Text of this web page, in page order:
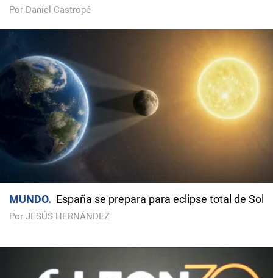
Por Daniel Castropé
MUNDO España se prepara para eclipse total de Sol
Por JESÚS HERNÁNDEZ